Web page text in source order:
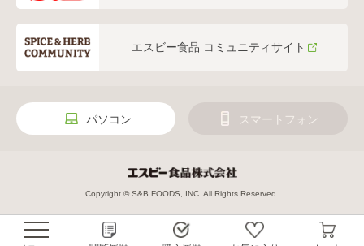
エスビー食品 コミュニティサイト
パソコン スマートフォン
Copyright © S&B FOODS, INC. All Rights Reserved.